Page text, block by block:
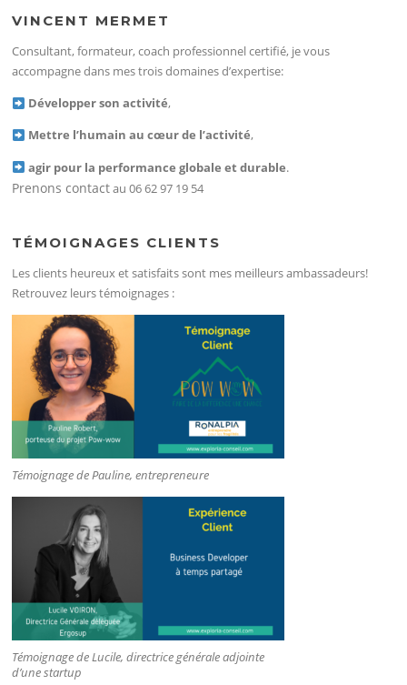
VINCENT MERMET
Consultant, formateur, coach professionnel certifié, je vous
accompagne dans mes trois domaines d’expertise:
Développer son activité,
Mettre l’humain au cœur de l’activité,
agir pour la performance globale et durable.
Prenons contactau 06 62 97 19 54
TÉMOIGNAGES CLIENTS
Les clients heureux et satisfaits sont mes meilleurs ambassadeurs!
Retrouvez leurs témoignages :
Témoignage de Pauline, entrepreneure
Témoignage de Lucile, directrice générale adjointe
d’une startup